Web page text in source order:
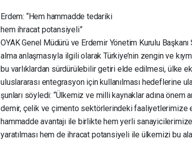
Erdem: “Hem hammadde tedariki
hem ihracat potansiyeli”
OYAK Genel Müdürü ve Erdemir Yönetim Kurulu
alma anlaşmasıyla ilgili olarak Türkiye’nin zengin ve
bu varlıklardan sürdürülebilir getiri elde edilmesi, ülke
uluslararası entegrasyon için kullanılması hedeflerine
şunları söyledi: “Ülkemiz ve milli kaynaklar adına önem
demir, çelik ve çimento sektörlerindeki faaliyetlerimize
hammadde avantajı ile birlikte hem yerli
yaratılması hem de ihracat potansiyeli ile ülkemizi bu